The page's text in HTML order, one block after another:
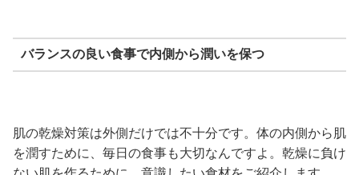
バランスの良い食事で内側から潤いを保つ
肌の乾燥対策は外側だけでは不十分です。体の内側から肌
を潤すために、毎日の食事も大切なんですよ。乾燥に負け